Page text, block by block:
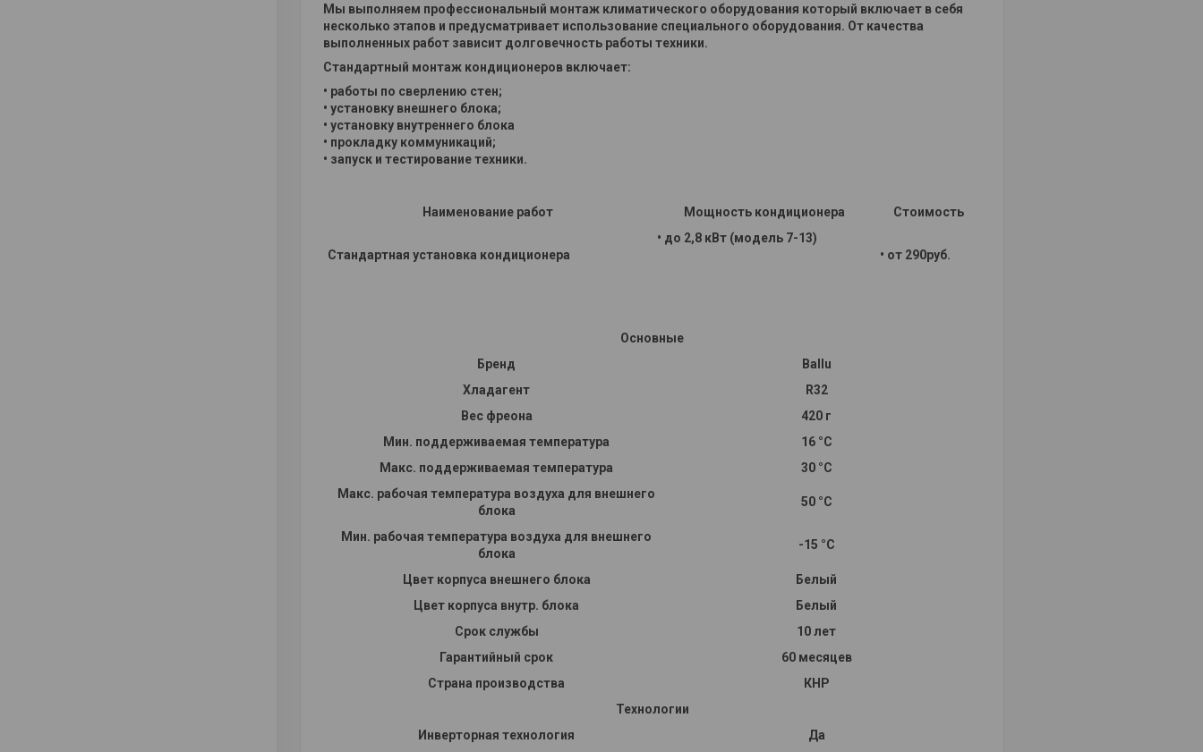
Мы выполняем профессиональный монтаж климатического оборудования который включает в себя
несколько этапов и предусматривает использование специального оборудования. От качества
выполненных работ зависит долговечность работы техники.
Стандартный монтаж кондиционеров включает:
• работы по сверлению стен;
• установку внешнего блока;
• установку внутреннего блока
• прокладку коммуникаций;
• запуск и тестирование техники.
Наименование работ Мощность кондиционера Стоимость
Стандартная установка кондиционера
• до 2,8 кВт (модель 7-13)
• от 290руб.
Основные
Бренд
Ballu
Хладагент
R32
Вес фреона
420 г
Мин. поддерживаемая температура
16 °С
Макс. поддерживаемая температура
30 °С
Макс. рабочая температура воздуха для внешнего
блока
50 °С
Мин. рабочая температура воздуха для внешнего
блока
-15 °С
Цвет корпуса внешнего блока
Белый
Цвет корпуса внутр. блока
Белый
Срок службы
10 лет
Гарантийный срок
60 месяцев
Страна производства
КНР
Технологии
Инверторная технология
Да